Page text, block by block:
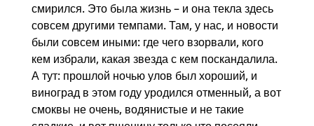
смирился. Это была жизнь – и она текла здесь
совсем другими темпами. Там, у нас, и новости
были совсем иными: где чего взорвали, кого
кем избрали, какая звезда с кем поскандалила.
А тут: прошлой ночью улов был хороший, и
виноград в этом году уродился отменный, а вот
смоквы не очень, водянистые и не такие